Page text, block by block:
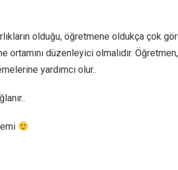
olduğu, öğretmene oldukça çok
düzenleyici olmalıdır. Öğretmen,
yardımcı olur..